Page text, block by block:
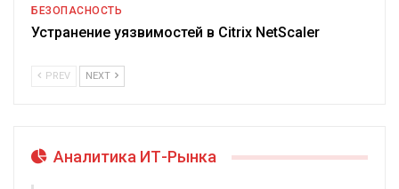
БЕЗОПАСНОСТЬ
Устранение уязвимостей в Citrix NetScaler
PREV NEXT
Аналитика ИТ-Рынка